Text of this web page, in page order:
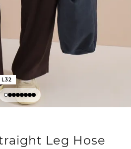
Leg Hose